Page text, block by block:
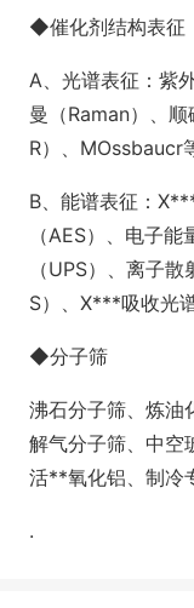
◆催化剂结构表征
A、光谱表征：紫
曼（Raman）、
R）、MOssbaucr
B、能谱表征：
（AES）、电子
（UPS）、离子
S）、X***吸收光
◆分子筛
沸石分子筛、炼油
解气分子筛、中空
活**氧化铝、制冷
.